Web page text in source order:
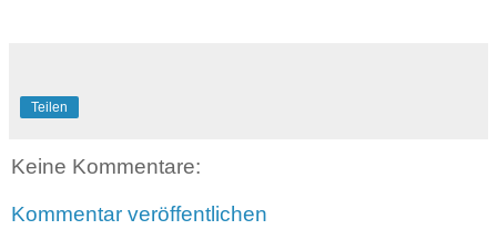
Teilen
Keine Kommentare:
Kommentar veröffentlichen